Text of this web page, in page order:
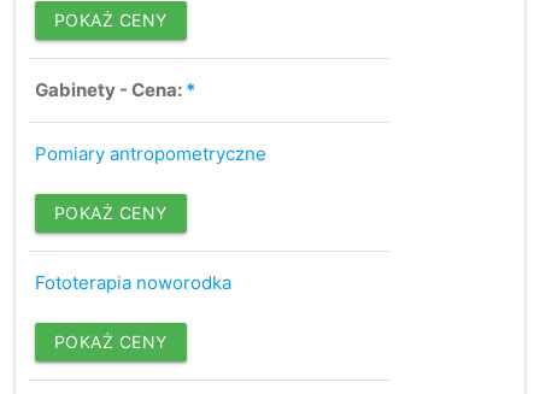
POKAŻ CENY
Gabinety - Cena: *
Pomiary antropometryczne
POKAŻ CENY
Fototerapia noworodka
POKAŻ CENY